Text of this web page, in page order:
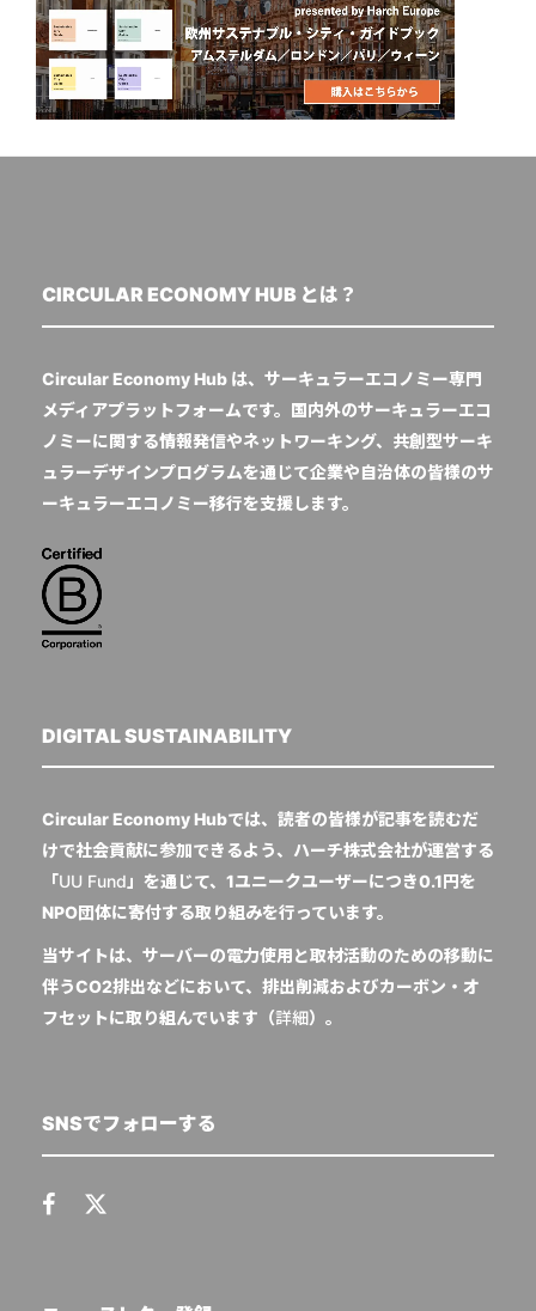
CIRCULAR ECONOMY HUB とは？
Circular Economy Hub は、サーキュラーエコノミー専門
メディアプラットフォームです。国内外のサーキュラーエコ
ノミーに関する情報発信やネットワーキング、共創型サーキ
ュラーデザインプログラムを通じて企業や自治体の皆様のサ
ーキュラーエコノミー移行を支援します。
DIGITAL SUSTAINABILITY
Circular Economy Hubでは、読者の皆様が記事を読むだ
けで社会貢献に参加できるよう、ハーチ株式会社が運営する
「UU Fund 」を通じて、1ユニークユーザーにつき0.1円を
NPO団体に寄付する取り組みを行っています。
当サイトは、サーバーの電力使用と取材活動のための移動に
伴うCO2排出などにおいて、排出削減およびカーボン・オ
フセットに取り組んでいます（詳細）。
SNSでフォローする